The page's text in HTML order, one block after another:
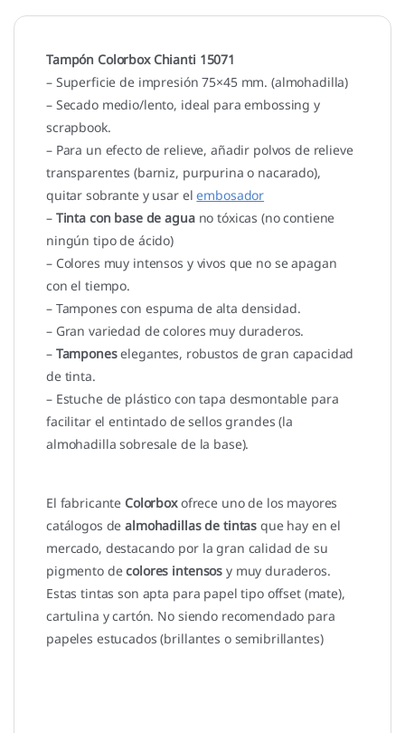
Tampón Colorbox Chianti 15071
– Superficie de impresión 75×45 mm. (almohadilla)
– Secado medio/lento, ideal para embossing y
scrapbook.
– Para un efecto de relieve, añadir polvos de relieve
transparentes (barniz, purpurina o nacarado),
quitar sobrante y usar elembosador
– Tinta con base de aguano tóxicas (no contiene
ningún tipo de ácido)
– Colores muy intensos y vivos que no se apagan
con el tiempo.
– Tampones con espuma de alta densidad.
– Gran variedad de colores muy duraderos.
– Tamponeselegantes, robustos de gran capacidad
de tinta.
– Estuche de plástico con tapa desmontable para
facilitar el entintado de sellos grandes (la
almohadilla sobresale de la base).
El fabricante Colorboxofrece uno de los mayores
catálogos dealmohadillas de tintas que hay en el
mercado, destacando por la gran calidad de su
pigmento decolores intensos y muy duraderos.
Estas tintas son apta para papel tipo offset (mate),
cartulina y cartón. No siendo recomendado para
papeles estucados (brillantes o semibrillantes)